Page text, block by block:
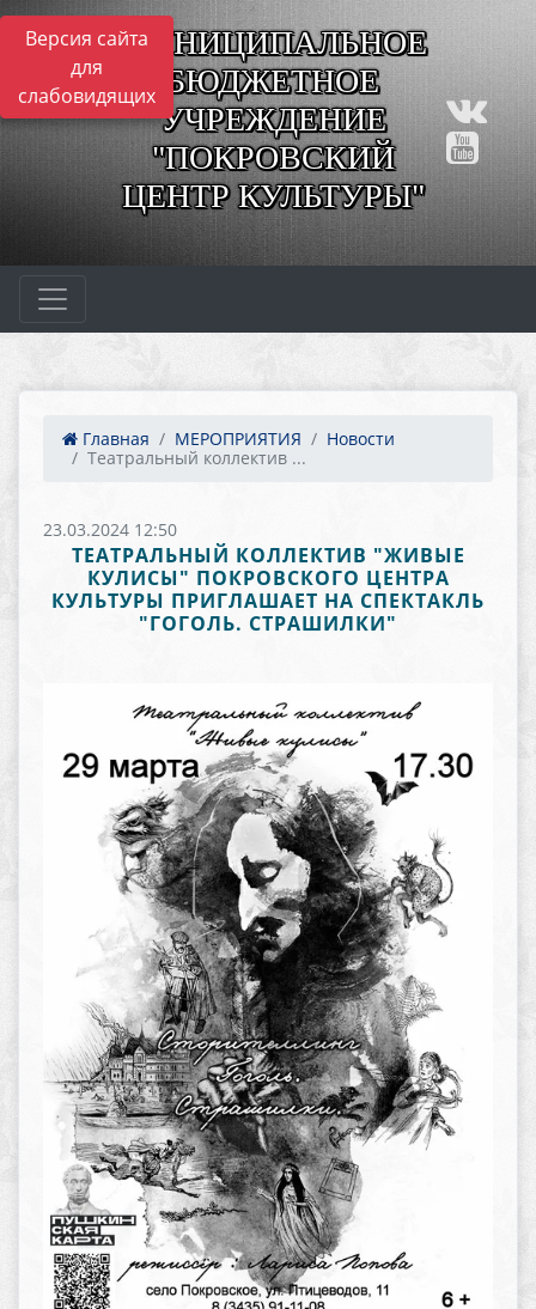
Версия сайта
для
слабовидящих
МУНИЦИПАЛЬНОЕ
БЮДЖЕТНОЕ
УЧРЕЖДЕНИЕ
"ПОКРОВСКИЙ
ЦЕНТР КУЛЬТУРЫ"
Главная МЕРОПРИЯТИЯ
Новости
Театральный коллектив ...
23.03.2024 12:50
ТЕАТРАЛЬНЫЙ КОЛЛЕКТИВ "ЖИВЫЕ
КУЛИСЫ" ПОКРОВСКОГО ЦЕНТРА
КУЛЬТУРЫ ПРИГЛАШАЕТ НА СПЕКТАКЛЬ
"ГОГОЛЬ. СТРАШИЛКИ"